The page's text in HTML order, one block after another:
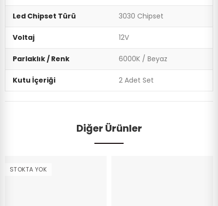
Led Chipset Türü 3030 Chipset
Voltaj 12V
Parlaklık / Renk 6000K / Beyaz
Kutu İçeriği 2 Adet Set
Diğer Ürünler
STOKTA YOK